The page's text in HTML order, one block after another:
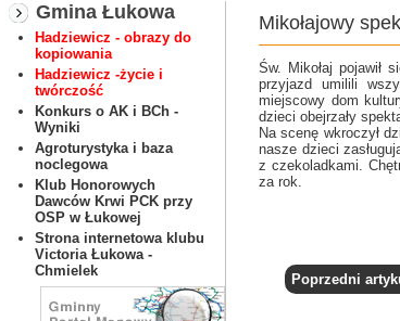
Gmina Łukowa
Hadziewicz - obrazy do
kopiowania
Hadziewicz -życie i
twórczość
Konkurs o AK i BCh -
Wyniki
Agroturystyka i baza
noclegowa
Klub Honorowych
Dawców Krwi PCK przy
OSP w Łukowej
Strona internetowa klubu
Victoria Łukowa -
Chmielek
Mikołajowy
Św. Mikołaj pojawił
przyjazd umilili
miejscowy dom
dzieci obejrzały
Na scenę wkroczył
nasze dzieci
z czekoladkami.
za rok.
Poprzedni